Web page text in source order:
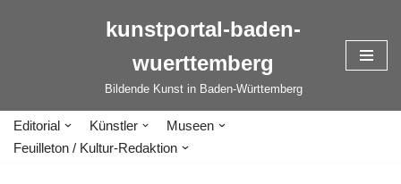
kunstportal-baden-
wuerttemberg
Bildende Kunst in Baden-Württemberg
Editorial Künstler
Museen
Feuilleton / Kultur-Redaktion